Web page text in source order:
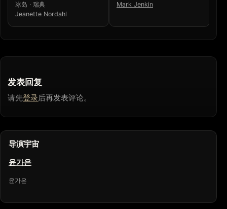
冰岛 · 瑞典
Jeanette Nordahl
Mark Jenkin
发表回复
请先登录后再发表评论。
导演宇宙
윤가은
윤가은